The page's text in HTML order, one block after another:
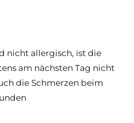
nicht allergisch, ist die
am nächsten Tag nicht
die Schmerzen beim